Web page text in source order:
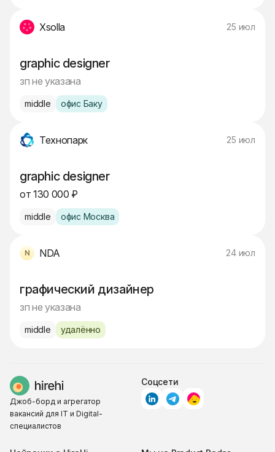
Xsolla 25 июл
graphic designer
зп не указана
middle офис Баку
Технопарк 25 июл
graphic designer
от 130 000 ₽
middle офис Москва
NDA 24 июл
графический дизайнер
зп не указана
middle удалённо
Джоб-борд и агрегатор
вакансий для IT и Digital-
специалистов
Соцсети